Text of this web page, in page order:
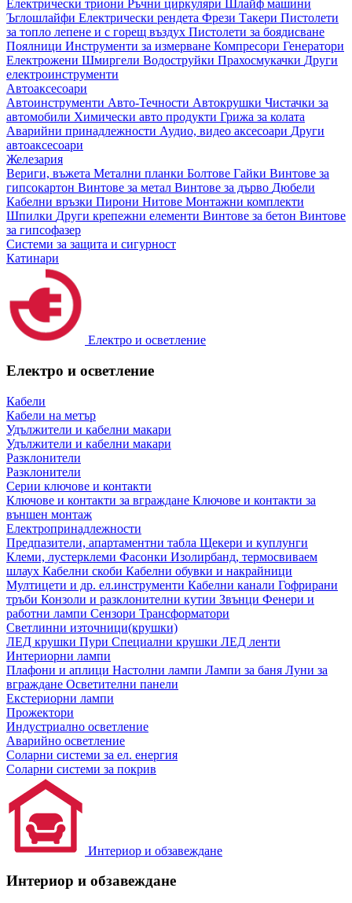
Електрически триони Ръчни циркуляри
Шлайф машини
Ъглошлайфи Електрически рендета Фрези Такери Пистолети
за топло лепене и с горещ въздух Пистолети за боядисване
Поялници Инструменти за измерване Компресори Генератори
Електрожени Шмиргели Водоструйки Прахосмукачки Други
електроинструменти
Автоаксесоари
Автоинструменти Авто-Течности Автокрушки Чистачки за
автомобили Химически авто продукти Грижа за колата
Аварийни принадлежности Аудио, видео аксесоари Други
автоаксесоари
Железария
Вериги, въжета Метални планки Болтове Гайки Винтове за
гипсокартон Винтове за метал Винтове за дърво Дюбели
Кабелни връзки Пирони Нитове Монтажни комплекти
Шпилки Други крепежни елементи Винтове за бетон Винтове
за гипсофазер
Системи за защита и сигурност
Катинари
Електро и осветление
Електро и осветление
Кабели
Кабели на метър
Удължители и кабелни макари
Удължители и кабелни макари
Разклонители
Разклонители
Серии ключове и контакти
Ключове и контакти за вграждане Ключове и контакти за
външен монтаж
Електропринадлежности
Предпазители, апартаментни табла Щекери и куплунги
Клеми, лустерклеми Фасонки Изолирбанд, термосвиваем
шлаух Кабелни скоби Кабелни обувки и накрайници
Мултицети и др. ел.инструменти Кабелни канали Гофрирани
тръби Конзоли и разклонителни кутии Звънци Фенери и
работни лампи Сензори Трансформатори
Светлинни източници(крушки)
ЛЕД крушки Пури Специални крушки ЛЕД ленти
Интериорни лампи
Плафони и аплици Настолни лампи Лампи за баня Луни за
вграждане Осветителни панели
Екстериорни лампи
Прожектори
Индустриално осветление
Аварийно осветление
Соларни системи за ел. енергия
Соларни системи за покрив
Интериор и обзавеждане
Интериор и обзавеждане